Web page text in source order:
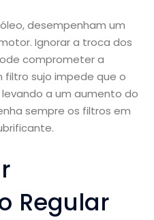
desempenham um
Ignorar a troca dos
comprometer a
filtro sujo impede que o
a um aumento do
sempre os filtros em
Regular